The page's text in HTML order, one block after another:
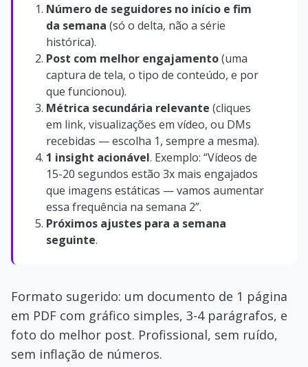
Número de seguidores no início e fim
da semana (só o delta, não a série
histórica).
Post com melhor engajamento(uma
captura de tela, o tipo de conteúdo, e por
que funcionou).
Métrica secundária relevante (cliques
em link, visualizações em vídeo, ou DMs
recebidas — escolha 1, sempre a mesma).
1 insight acionável. Exemplo: “Vídeos de
15-20 segundos estão 3x mais engajados
que imagens estáticas — vamos aumentar
essa frequência na semana 2”.
Próximos ajustes para a semana
seguinte.
Formato sugerido: um documento de 1 página
em PDF com gráfico simples, 3-4 parágrafos, e
foto do melhor post. Profissional, sem ruído,
sem inflação de números.